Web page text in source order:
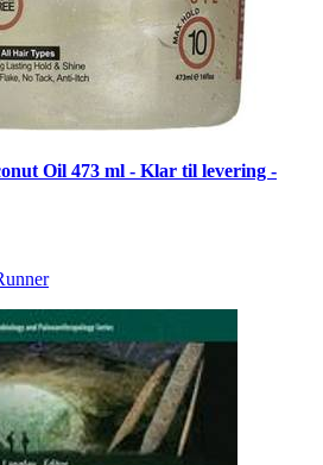
Oil 473 ml - Klar til levering -